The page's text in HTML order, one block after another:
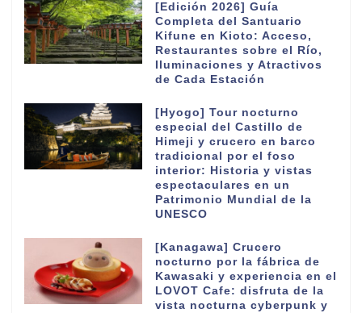
[Edición 2026] Guía
Completa del Santuario
Kifune en Kioto: Acceso,
Restaurantes sobre el Río,
Iluminaciones y Atractivos
de Cada Estación
[Hyogo] Tour nocturno
especial del Castillo de
Himeji y crucero en barco
tradicional por el foso
interior: Historia y vistas
espectaculares en un
Patrimonio Mundial de la
UNESCO
[Kanagawa] Crucero
nocturno por la fábrica de
Kawasaki y experiencia en el
LOVOT Cafe: disfruta de la
vista nocturna cyberpunk y